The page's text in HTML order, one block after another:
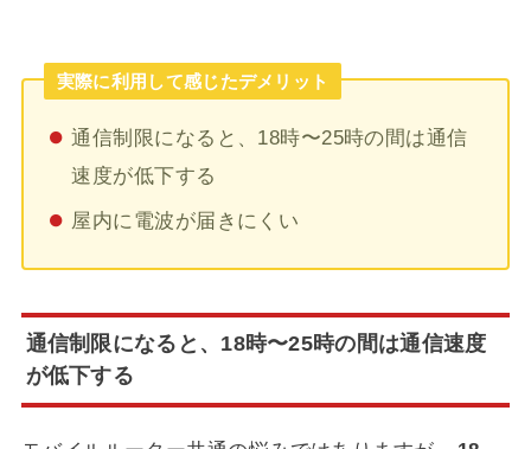
実際に利用して感じたデメリット
通信制限になると、18時〜25時の間は通信
速度が低下する
屋内に電波が届きにくい
通信制限になると、18時〜25時の間は通信速度
が低下する